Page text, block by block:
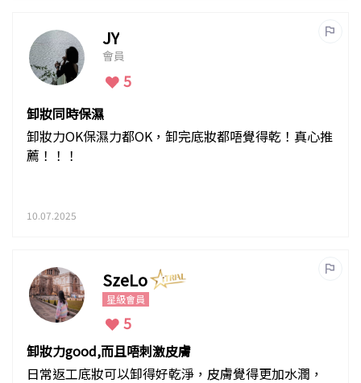
JY
會員
5
卸妝同時保濕
卸妝力OK保濕力都OK，卸完底妝都唔覺得乾！真心推
薦！！！
10.07.2025
SzeLo
星級會員
5
卸妝力good,而且唔刺激皮膚
日常返工底妝可以卸得好乾淨，皮膚覺得更加水潤，